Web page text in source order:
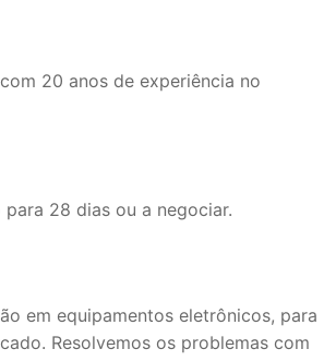
20 anos de experiência no
28 dias ou a negociar.
em equipamentos eletrônicos, para
Resolvemos os problemas com